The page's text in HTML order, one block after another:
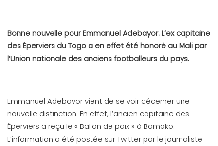
Bonne nouvelle pour Emmanuel Adebayor.L’ex capitaine
des Éperviers du Togo a en effet étéhonoré au Mali par
l’Union nationale des anciens footballeurs du pays.
Emmanuel Adebayor vient de se voir décerner une
nouvelle distinction. En effet, l’ancien capitaine des
Éperviers a reçu le « Ballon de paix » à Bamako.
L’information a été postée sur Twitter par le journaliste